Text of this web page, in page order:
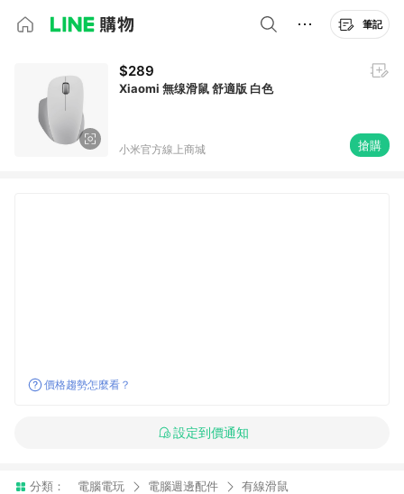
筆記
$289
Xiaomi 無缐滑鼠 舒適版 白色
小米官方線上商城 搶購
價格趨勢怎麼看？
設定到價通知
分類： 電腦電玩 電腦週邊配件 有線滑鼠